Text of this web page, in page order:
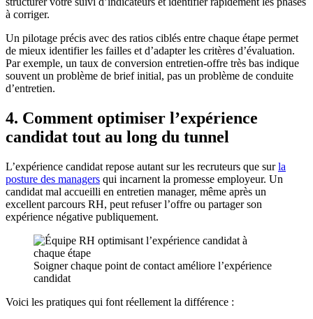
à corriger.
Un pilotage précis avec des ratios ciblés entre chaque étape permet
de mieux identifier les failles et d’adapter les critères d’évaluation.
Par exemple, un taux de conversion entretien-offre très bas indique
souvent un problème de brief initial, pas un problème de conduite
d’entretien.
4. Comment optimiser l’expérience
candidat tout au long du tunnel
L’expérience candidat repose autant sur les recruteurs que surla
posture des managers qui incarnent la promesse employeur. Un
candidat mal accueilli en entretien manager, même après un
excellent parcours RH, peut refuser l’offre ou partager son
expérience négative publiquement.
Soigner chaque point de contact améliore l’expérience
candidat
Voici les pratiques qui font réellement la différence :